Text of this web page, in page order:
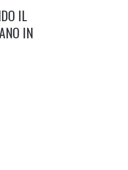
IL
IN